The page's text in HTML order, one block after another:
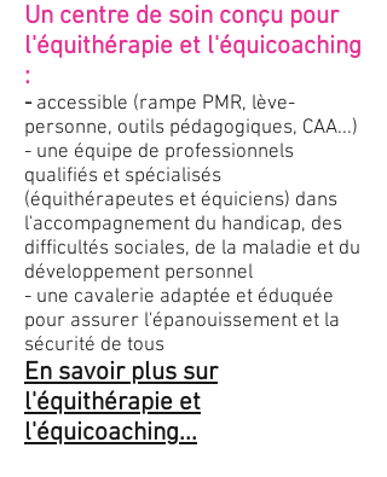
Un centre de soin conçu pour
l'équithérapie et l'équicoaching
:
- accessible (rampe PMR, lève-
personne, outils pédagogiques, CAA...)
- une équipe de professionnels
qualifiés et spécialisés
(équithérapeutes et équiciens) dans
l'accompagnement du handicap, des
difficultés sociales, de la maladie et du
développement personnel
- une cavalerie adaptée et éduquée
pour assurer l'épanouissement et la
sécurité de tous
En savoir plus sur
l'équithérapie et
l'équicoaching...